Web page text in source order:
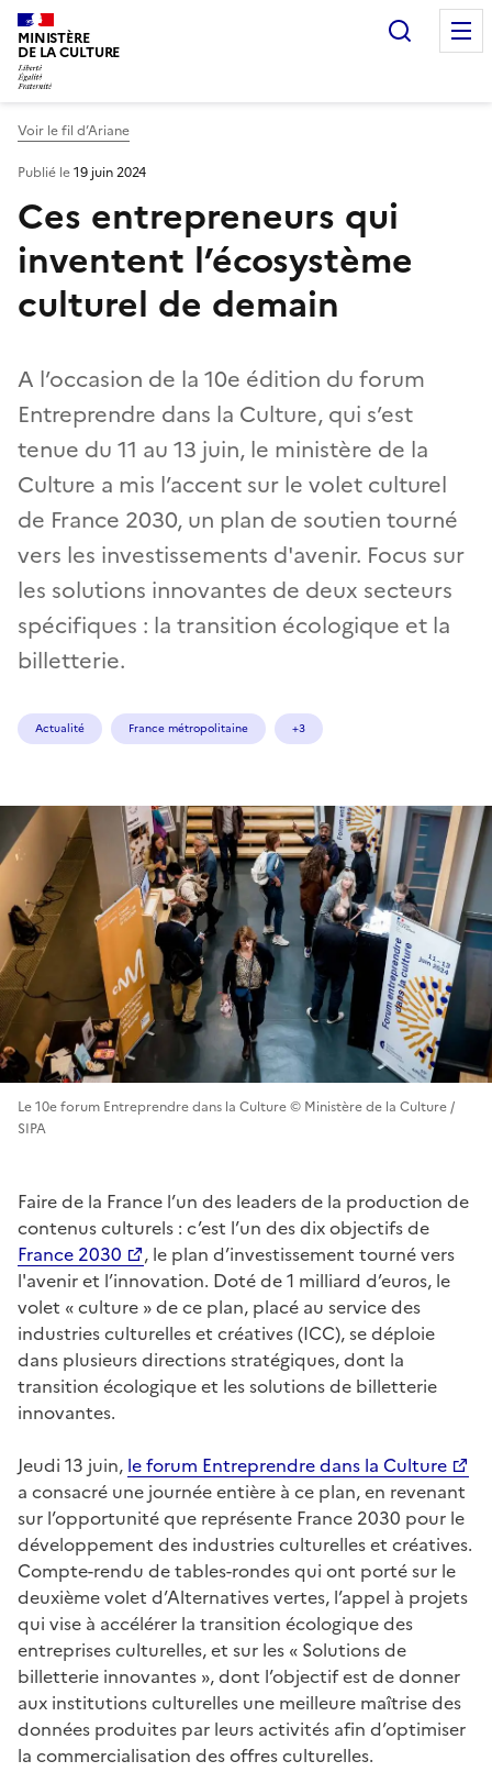
MINISTÈRE
DE LA CULTURE
Voir le fil d’Ariane
Ces entrepreneurs qui
inventent l’écosystème
culturel de demain
A l’occasion de la 10e édition du forum
Entreprendre dans la Culture, qui s’est
tenue du 11 au 13 juin, le ministère de la
Culture a mis l’accent sur le volet culturel
de France 2030, un plan de soutien tourné
vers les investissements d'avenir. Focus sur
les solutions innovantes de deux secteurs
spécifiques : la transition écologique et la
billetterie.
Publié le19 juin 2024
Actualité France métropolitaine +3
Le 10e forum Entreprendre dans la Culture © Ministère de la Culture /
SIPA
Faire de la France l’un des leaders de la production de
contenus culturels : c’est l’un des dix objectifs de
France 2030
, le plan d’investissement tourné vers
l'avenir et l’innovation. Doté de 1 milliard d’euros, le
volet « culture » de ce plan, placé au service des
industries culturelles et créatives (ICC), se déploie
dans plusieurs directions stratégiques, dont la
transition écologique et les solutions de billetterie
innovantes.
Jeudi 13 juin, le forum Entreprendre dans la Culture
a consacré une journée entière à ce plan, en revenant
sur l’opportunité que représente France 2030 pour le
développement des industries culturelles et créatives.
Compte-rendu de tables-rondes qui ont porté sur le
deuxième volet d’Alternatives vertes, l’appel à projets
qui vise à accélérer la transition écologique des
entreprises culturelles, et sur les « Solutions de
billetterie innovantes », dont l’objectif est de donner
aux institutions culturelles une meilleure maîtrise des
données produites par leurs activités afin d’optimiser
la commercialisation des offres culturelles.